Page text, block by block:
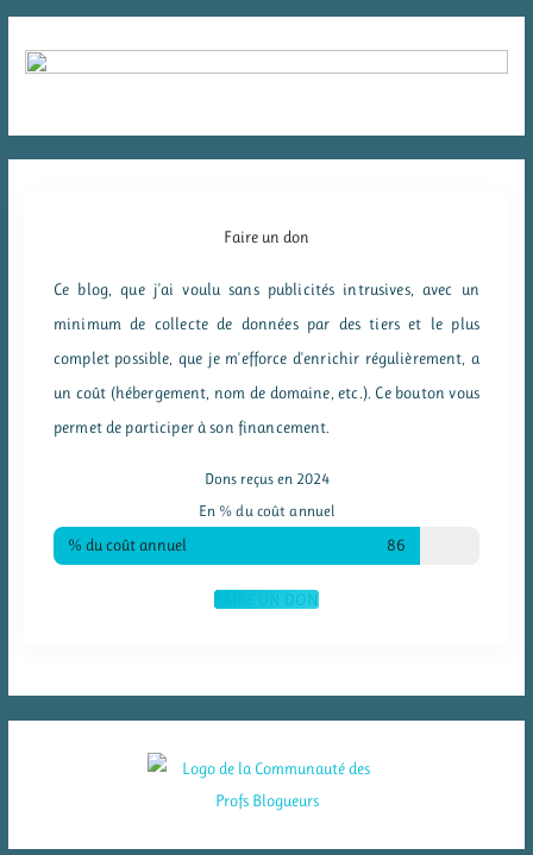
Faire un don
Ce blog, que j'ai voulu sans publicités intrusives, avec un
minimum de collecte de données par des tiers et le plus
complet possible, que je m'efforce d'enrichir régulièrement, a
un coût (hébergement, nom de domaine, etc.). Ce bouton vous
permet de participer à son financement.
Dons reçus en 2024
En % du coût annuel
% du coût annuel 86
FAIRE UN DON